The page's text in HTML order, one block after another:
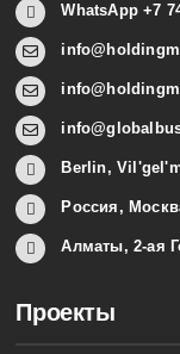
WhatsApp +7
Berlin,
Россия,
Алматы, 2-ая
Проекты